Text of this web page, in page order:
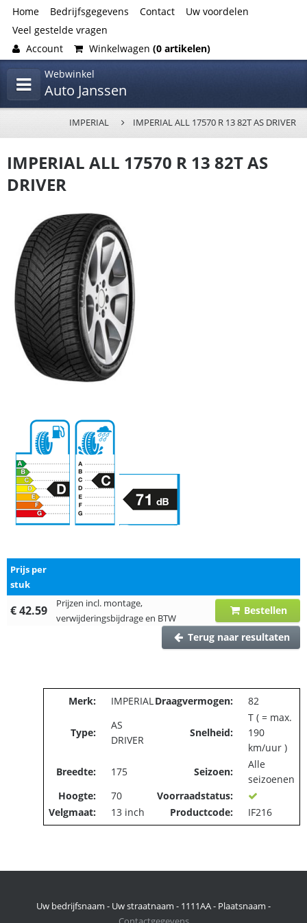
Home Bedrijfsgegevens Contact
Uw voordelen
Veel gestelde vragen
Account
Winkelwagen (0 artikelen)
Webwinkel
Auto Janssen
IMPERIAL IMPERIAL ALL 17570 R 13 82T AS DRIVER
IMPERIAL ALL 17570 R 13 82T AS
DRIVER
Prijs per
stuk
€ 42.59
Prijzen incl. montage,
verwijderingsbijdrage en BTW
Bestellen
Terug naar resultaten
Merk: IMPERIALDraagvermogen: 82
Type:
AS
DRIVER
Snelheid:
T ( = max.
190
km/uur )
Breedte:
175 Seizoen:
Alle
seizoenen
Hoogte:
70
Voorraadstatus:
Velgmaat:
13 inch Productcode: IF216
Uw bedrijfsnaam - Uw straatnaam - 1111AA - Plaatsnaam -